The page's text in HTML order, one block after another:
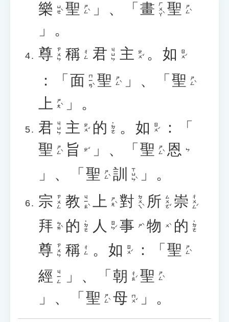
樂 ㄩㄝˋ 聖 ㄕㄥˋ 」、「 畫 ㄏㄨㄚˋ 聖 ㄕㄥˋ
」。
尊 ㄗㄨㄣ 稱 ㄔㄥ 君 ㄐㄩㄣ 主 ㄓㄨˇ 。 如 ㄖㄨˊ
：「 面 ㄇㄧㄢˋ 聖 ㄕㄥˋ 」、「 聖 ㄕㄥˋ
上 ㄕㄤˋ
」。
君 ㄐㄩㄣ 主 ㄓㄨˇ 的 ˙ㄉㄜ 。 如 ㄖㄨˊ
：「
聖 ㄕㄥˋ 旨 ㄓˇ 」、「 聖 ㄕㄥˋ 恩 ㄣ
」、「 聖 ㄕㄥˋ 訓 ㄒㄩㄣˋ
」。
宗 ㄗㄨㄥ 教 ㄐㄧㄠˋ 上 ㄕㄤˋ 對 ㄉㄨㄟˋ 所 ㄙㄨㄛˇ 崇 ㄔㄨㄥˊ
拜 ㄅㄞˋ 的 ˙ㄉㄜ 人 ㄖㄣˊ 事 ㄕˋ 物 ㄨˋ 的 ˙ㄉㄜ
尊 ㄗㄨㄣ 稱 ㄔㄥ 。 如 ㄖㄨˊ ：「 聖 ㄕㄥˋ
經 ㄐㄧㄥ 」、「 朝 ㄔㄠˊ 聖 ㄕㄥˋ
」、「 聖 ㄕㄥˋ 母 ㄇㄨˇ 」。